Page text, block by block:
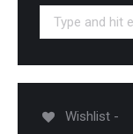
Search:
Wishlist -